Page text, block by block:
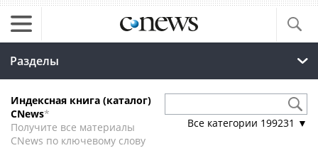
Разделы
Индексная книга (каталог)
CNews*
Получите все материалы
CNews по ключевому слову
Все категории 199231 ▼